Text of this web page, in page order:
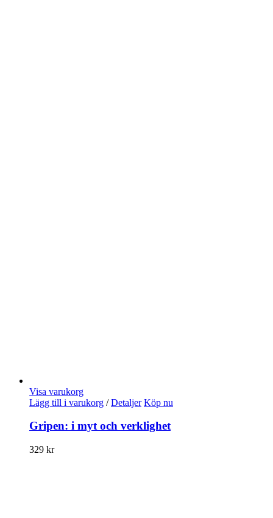
Visa varukorg
Lägg till i varukorg / Detaljer Köp nu
Gripen: i myt och verklighet
329 kr